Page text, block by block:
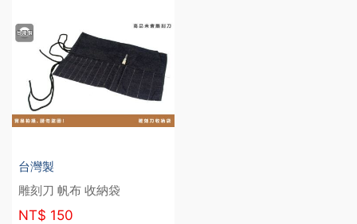
台灣製
雕刻刀 帆布 收納袋
NT$ 150